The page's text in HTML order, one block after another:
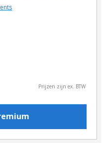
Prijzen zijn ex. BTW